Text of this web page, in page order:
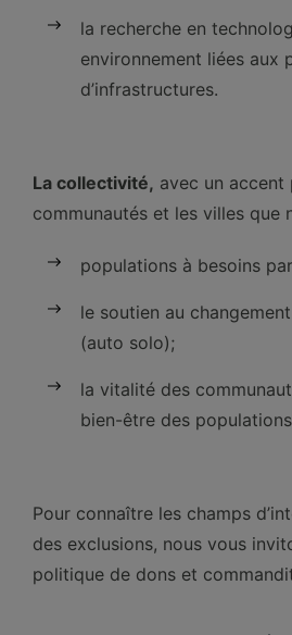
la recherche en
environnement liées aux
d’infrastructures.
La collectivité, avec un
communautés et les villes que
populations à besoins
le soutien au
(auto solo);
la vitalité des
bien-être des
Pour connaître les champs
des exclusions, nous vous
politique de dons et